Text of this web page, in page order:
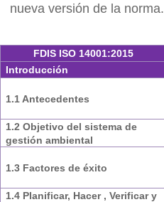
nueva versión de la norma.
FDIS ISO 14001:2015
Introducción
1.1 Antecedentes
1.2 Objetivo del sistema de
gestión ambiental
1.3 Factores de éxito
1.4 Planificar, Hacer , Verificar y